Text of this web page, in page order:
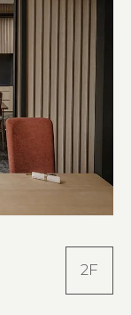
2F